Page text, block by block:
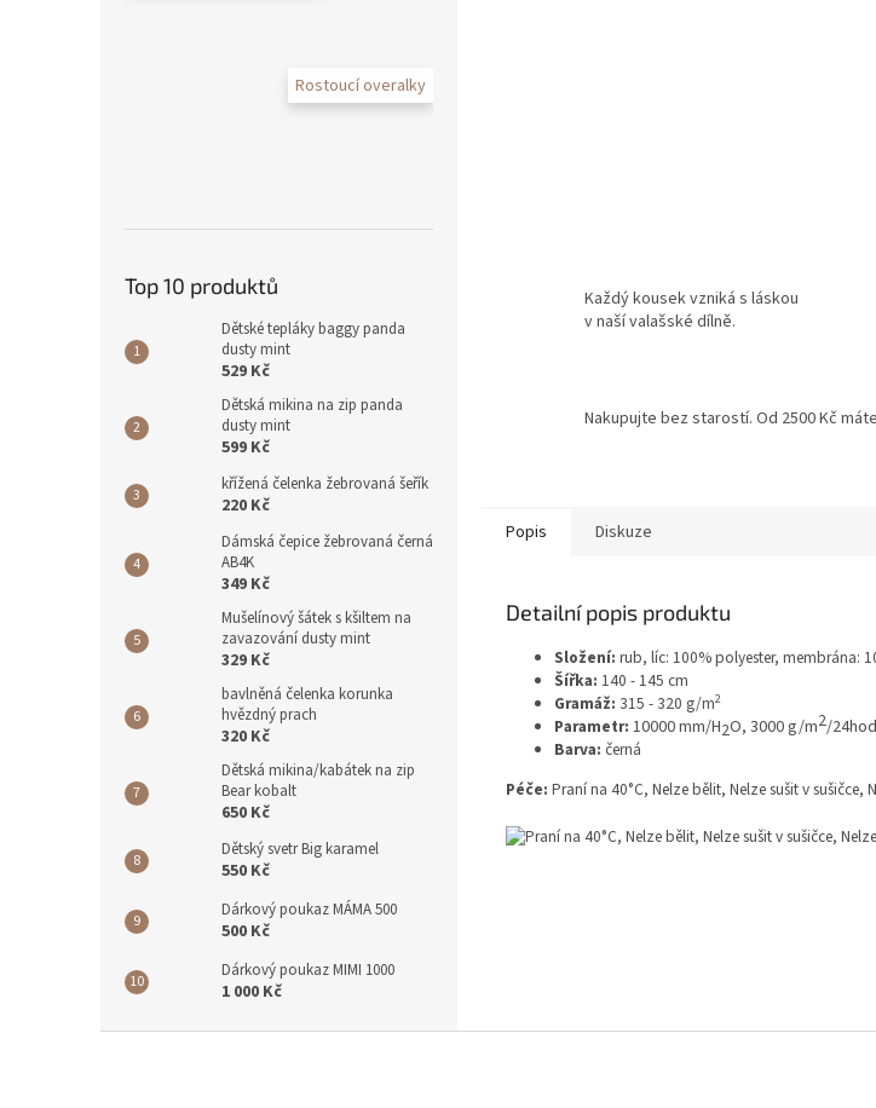
Rostoucí overalky
Top 10 produktů
Dětské tepláky baggy panda
dusty mint
529 Kč
Dětská mikina na zip panda
dusty mint
599 Kč
křížená čelenka žebrovaná šeřík
220 Kč
Dámská čepice žebrovaná černá
AB4K
349 Kč
Mušelínový šátek s kšiltem na
zavazování dusty mint
329 Kč
bavlněná čelenka korunka
hvězdný prach
320 Kč
Dětská mikina/kabátek na zip
Bear kobalt
650 Kč
Dětský svetr Big karamel
550 Kč
Dárkový poukaz MÁMA 500
500 Kč
Dárkový poukaz MIMI 1000
1 000 Kč
Každý kousek vzniká s láskou
v naší valašské dílně.
Nakupujte bez starostí. Od 2500 Kč
Popis Diskuze
Detailní popis produktu
Složení: rub, líc: 100% polyester, membrána:
Šířka: 140 - 145 cm
Gramáž: 315 - 320 g/m2
Parametr: 10000 mm/H2O, 3000 g/m2/24hod
Barva: černá
Péče: Praní na 40°C, Nelze bělit, Nelze sušit v sušičce,